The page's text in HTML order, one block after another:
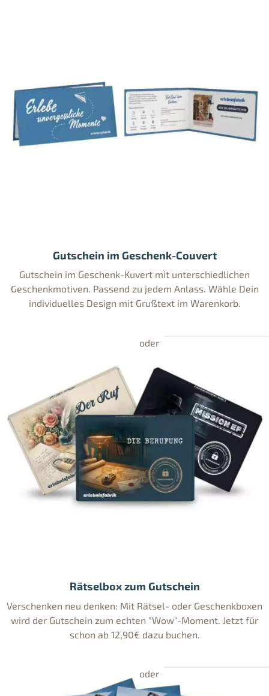
Gutschein im Geschenk-Couvert
Gutschein im Geschenk-Kuvert mit unterschiedlichen
Geschenkmotiven. Passend zu jedem Anlass. Wähle Dein
individuelles Design mit Grußtext im Warenkorb.
Rätselbox zum Gutschein
Verschenken neu denken: Mit Rätsel- oder Geschenkboxen
wird der Gutschein zum echten "Wow"-Moment. Jetzt für
schon ab 12,90€ dazu buchen.